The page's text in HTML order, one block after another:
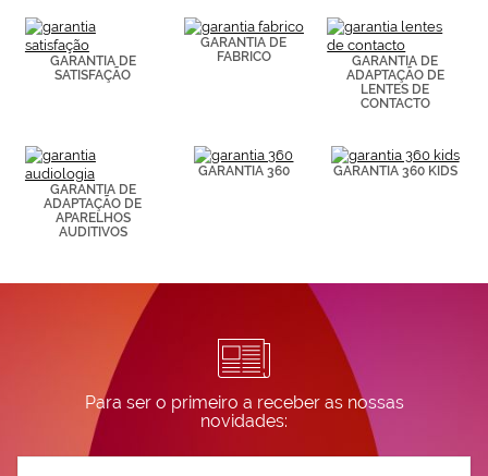
información en
nuestra
Política de
Cookies.
GARANTIA DE
SATISFAÇÃO
GARANTIA DE
FABRICO
GARANTIA DE
ADAPTAÇÃO DE
LENTES DE
CONTACTO
GARANTIA DE
ADAPTAÇÃO DE
APARELHOS
AUDITIVOS
GARANTIA 360 GARANTIA 360 KIDS
Para ser o primeiro a receber as nossas
novidades: